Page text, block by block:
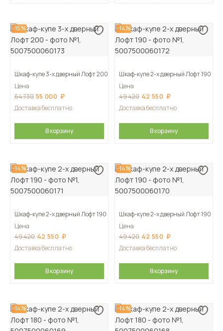
-15%
Шкаф-купе 3-х дверный Лофт 200
Цена
64 730 55 000
Доставка бесплатно
В корзину
-14%
Шкаф-купе 2-х дверный Лофт 190
Цена
49 420 42 550
Доставка бесплатно
В корзину
-14%
Шкаф-купе 2-х дверный Лофт 190
Цена
49 420 42 550
Доставка бесплатно
В корзину
-14%
Шкаф-купе 2-х дверный Лофт 190
Цена
49 420 42 550
Доставка бесплатно
В корзину
-14% -14%